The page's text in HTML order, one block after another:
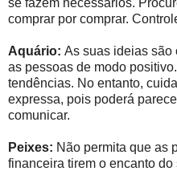
se fazem necessários.
comprar por comprar.
Aquário: As suas ideias são
as pessoas de modo
tendências. No entanto,
expressa, pois poderá
comunicar.
Peixes: Não permita que as
financeira tirem o encanto